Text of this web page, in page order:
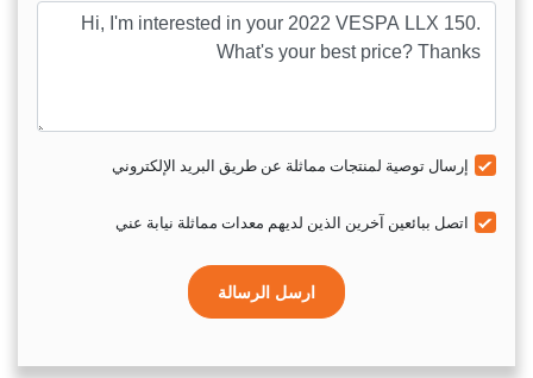
إرسال توصية لمنتجات مماثلة عن طريق البريد الإلكتروني
اتصل ببائعين آخرين الذين لديهم معدات مماثلة نيابة عني
ارسل الرسالة